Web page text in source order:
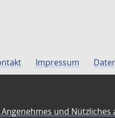
Impressum
Angenehmes und